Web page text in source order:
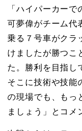
「ハイパーカー
可夢偉がチーム代
乗る７号車がクラ
けましたが勝つこ
た。勝利を目指し
そこに技術や技能
の現場でも、もっ
ましょう」とコメ